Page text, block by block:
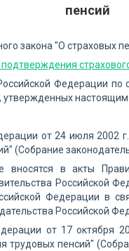
пенсий
закона "О страховых
Федерации
настоящим
от 24 июля
(Собрание
вносятся в акты
Российской
Федерации в
Российской
от 17
трудовых пенсий"